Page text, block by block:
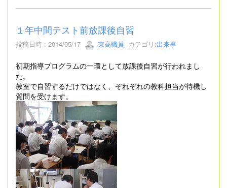
１年中間テスト前放課後自習
投稿日時 : 2014/05/17 東高職員 カテゴリ:出来事
初期指導プログラムの一環として放課後自習が行われまし
た。
教室で自習するだけではなく、ぞれぞれの教科担当が待機し
質問を受けます。